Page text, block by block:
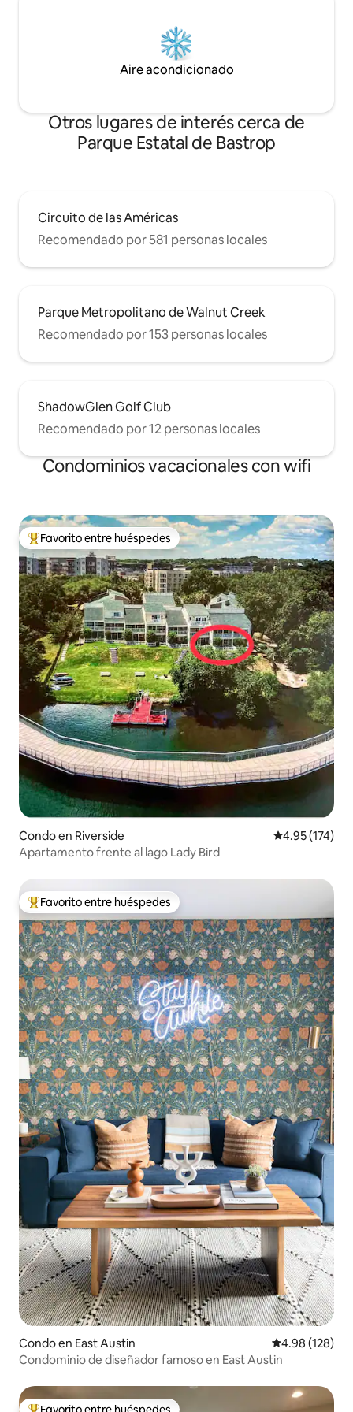
Aire acondicionado
Otros lugares de interés cerca de
Parque Estatal de Bastrop
Circuito de las Américas
Recomendado por 581 personas locales
Parque Metropolitano de Walnut Creek
Recomendado por 153 personas locales
ShadowGlen Golf Club
Recomendado por 12 personas locales
Condominios vacacionales con wifi
Favorito entre huéspedes preferido
Favorito entre huéspedes
Condo en Riverside Calificación
4.95 (174)
Apartamento frente al lago Lady Bird
Favorito entre huéspedes preferido
Favorito entre huéspedes
Condo en East Austin Calificación
4.98 (128)
Condominio de diseñador famoso en East Austin